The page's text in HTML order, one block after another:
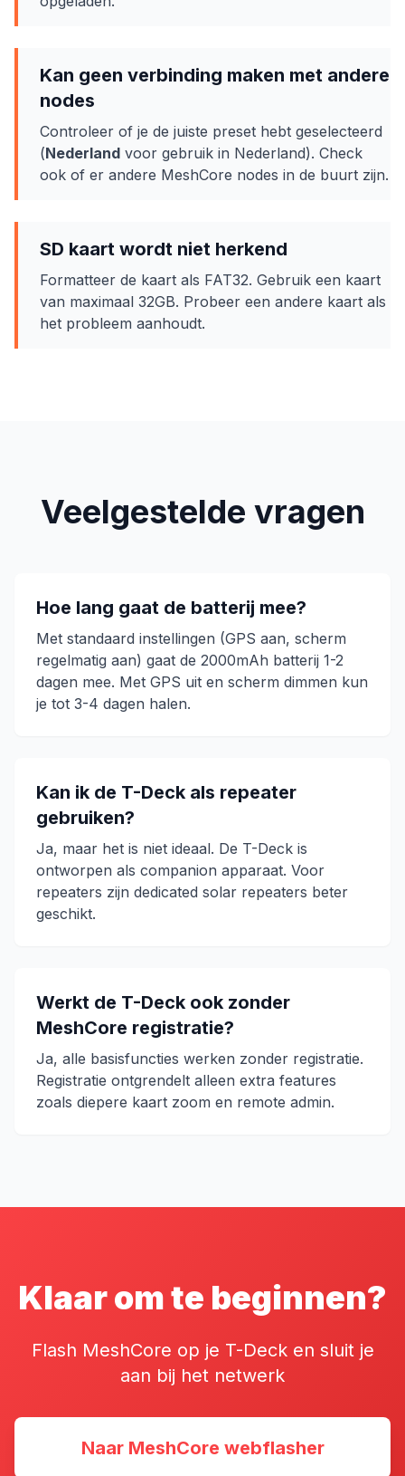
Kan geen verbinding maken met andere
nodes
Controleer of je de juiste preset hebt geselecteerd
(Nederland voor gebruik in Nederland). Check
ook of er andere MeshCore nodes in de buurt zijn.
SD kaart wordt niet herkend
Formatteer de kaart als FAT32. Gebruik een kaart
van maximaal 32GB. Probeer een andere kaart als
het probleem aanhoudt.
Veelgestelde vragen
Hoe lang gaat de batterij mee?
Met standaard instellingen (GPS aan, scherm
regelmatig aan) gaat de 2000mAh batterij 1-2
dagen mee. Met GPS uit en scherm dimmen kun
je tot 3-4 dagen halen.
Kan ik de T-Deck als repeater
gebruiken?
Ja, maar het is niet ideaal. De T-Deck is
ontworpen als companion apparaat. Voor
repeaters zijn dedicated solar repeaters beter
geschikt.
Werkt de T-Deck ook zonder
MeshCore registratie?
Ja, alle basisfuncties werken zonder registratie.
Registratie ontgrendelt alleen extra features
zoals diepere kaart zoom en remote admin.
Klaar om te beginnen?
Flash MeshCore op je T-Deck en sluit je
aan bij het netwerk
Naar MeshCore webflasher